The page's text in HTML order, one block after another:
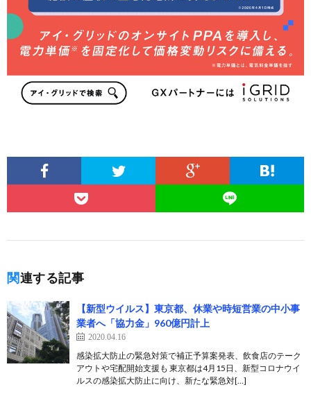
関連する記事
【新型ウイルス】東京都、休業や時短営業の中小事
業者へ「協力金」960億円計上
2020.04.16
感染拡大防止の緊急対策で補正予算案発表、飲食店のテーク
アウトや宅配開始支援も 東京都は4月15日、新型コロナウイ
ルスの感染拡大防止に向け、新たな緊急対[…]